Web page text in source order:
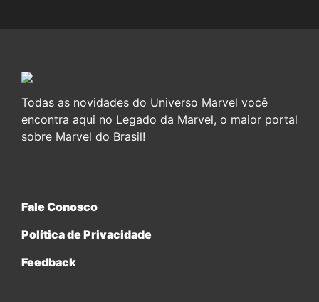
Todas as novidades do Universo Marvel você
encontra aqui no Legado da Marvel, o maior portal
sobre Marvel do Brasil!
Fale Conosco
Política de Privacidade
Feedback